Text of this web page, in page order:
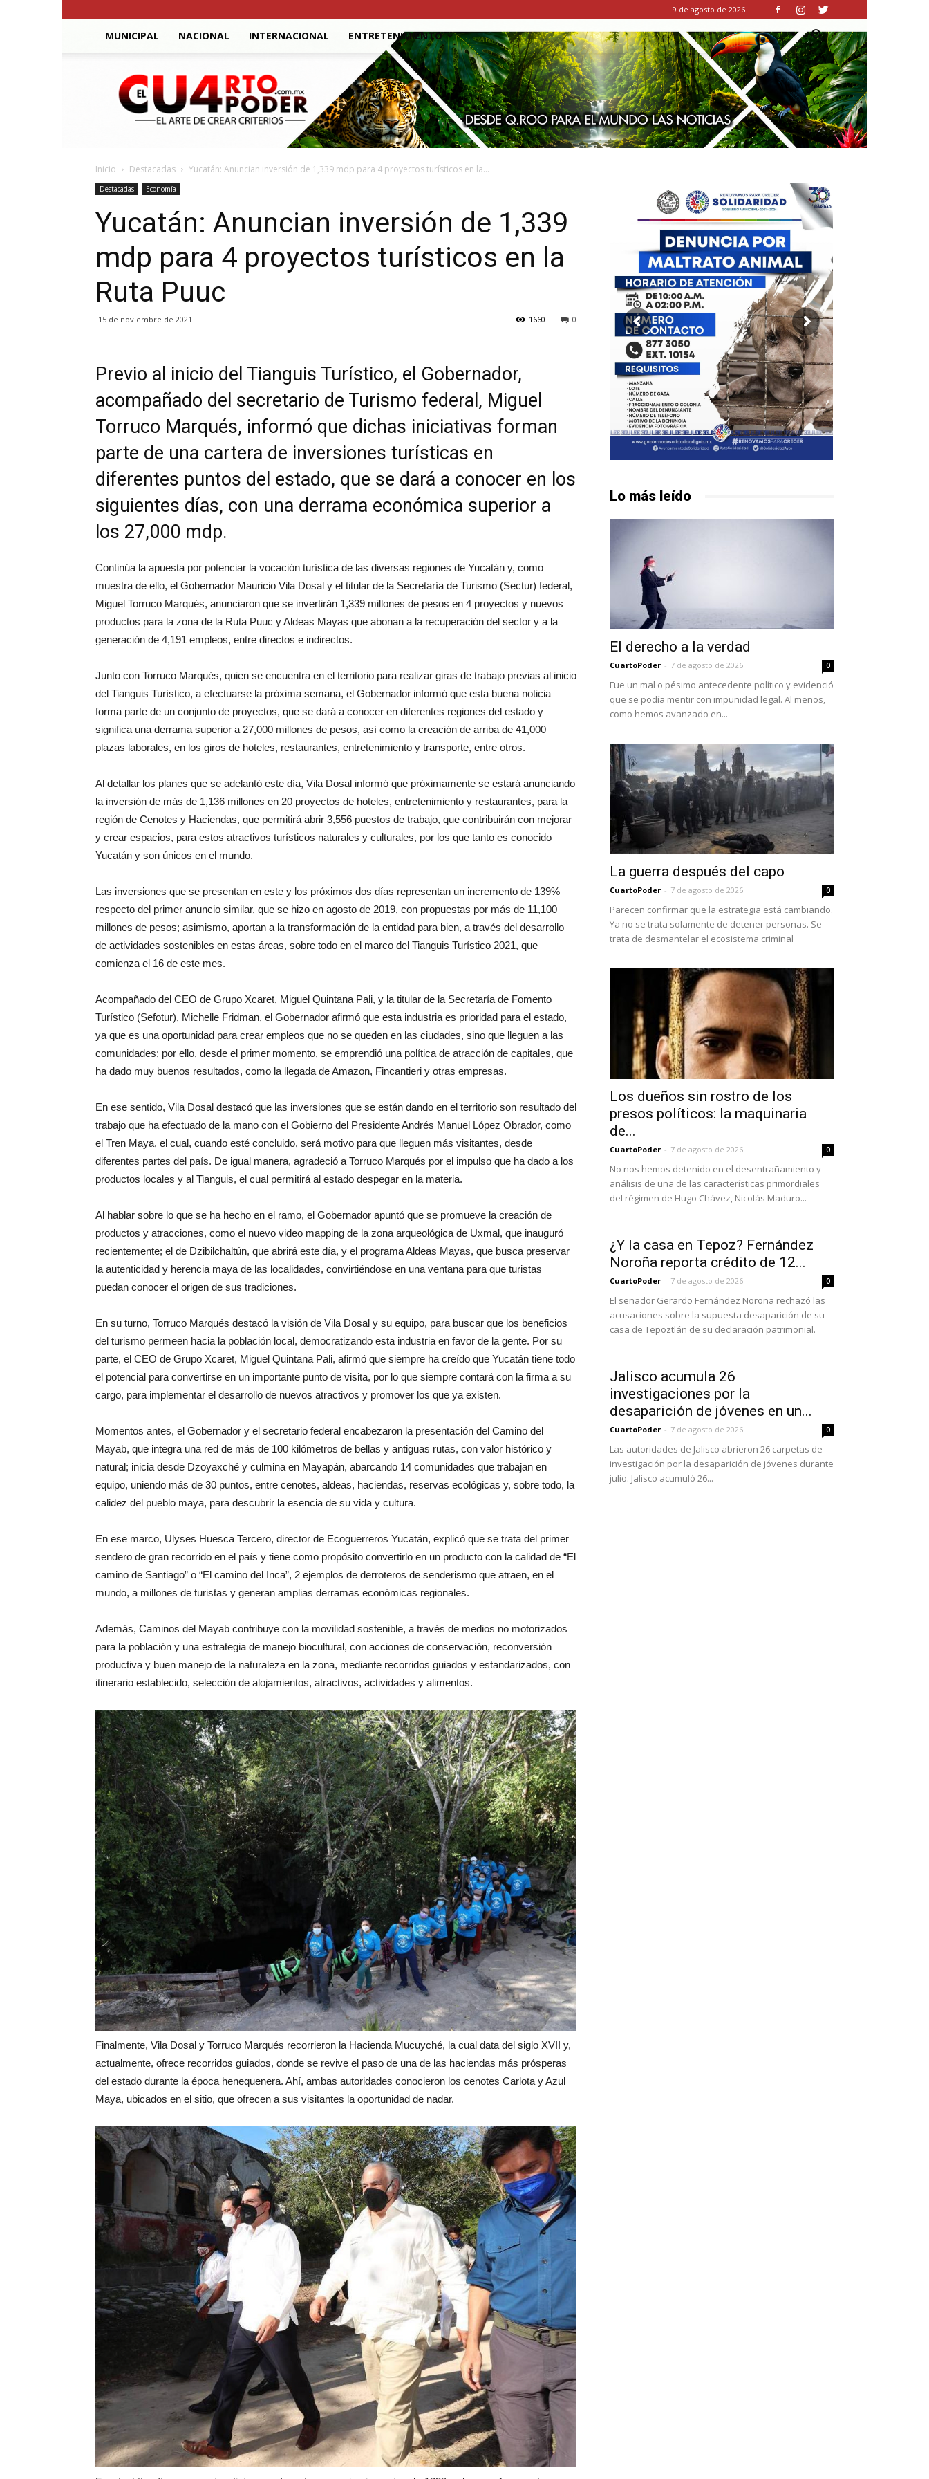
9 de agosto de 2026
MUNICIPAL NACIONAL INTERNACIONAL ENTRETENIMIENTO
El
Cuarto
Poder
Inicio Destacadas Yucatán: Anuncian inversión de 1,339 mdp para 4 proyectos turísticos en la...
Destacadas Economía
Yucatán: Anuncian inversión de 1,339
mdp para 4 proyectos turísticos en la
Ruta Puuc
15 de noviembre de 2021 0
1660
Previo al inicio del Tianguis Turístico, el Gobernador,
acompañado del secretario de Turismo federal, Miguel
Torruco Marqués, informó que dichas iniciativas forman
parte de una cartera de inversiones turísticas en
diferentes puntos del estado, que se dará a conocer en los
siguientes días, con una derrama económica superior a
los 27,000 mdp.
Continúa la apuesta por potenciar la vocación turística de las diversas regiones de Yucatán y, como
muestra de ello, el Gobernador Mauricio Vila Dosal y el titular de la Secretaría de Turismo (Sectur) federal,
Miguel Torruco Marqués, anunciaron que se invertirán 1,339 millones de pesos en 4 proyectos y nuevos
productos para la zona de la Ruta Puuc y Aldeas Mayas que abonan a la recuperación del sector y a la
generación de 4,191 empleos, entre directos e indirectos.
Junto con Torruco Marqués, quien se encuentra en el territorio para realizar giras de trabajo previas al inicio
del Tianguis Turístico, a efectuarse la próxima semana, el Gobernador informó que esta buena noticia
forma parte de un conjunto de proyectos, que se dará a conocer en diferentes regiones del estado y
significa una derrama superior a 27,000 millones de pesos, así como la creación de arriba de 41,000
plazas laborales, en los giros de hoteles, restaurantes, entretenimiento y transporte, entre otros.
Al detallar los planes que se adelantó este día, Vila Dosal informó que próximamente se estará anunciando
la inversión de más de 1,136 millones en 20 proyectos de hoteles, entretenimiento y restaurantes, para la
región de Cenotes y Haciendas, que permitirá abrir 3,556 puestos de trabajo, que contribuirán con mejorar
y crear espacios, para estos atractivos turísticos naturales y culturales, por los que tanto es conocido
Yucatán y son únicos en el mundo.
Las inversiones que se presentan en este y los próximos dos días representan un incremento de 139%
respecto del primer anuncio similar, que se hizo en agosto de 2019, con propuestas por más de 11,100
millones de pesos; asimismo, aportan a la transformación de la entidad para bien, a través del desarrollo
de actividades sostenibles en estas áreas, sobre todo en el marco del Tianguis Turístico 2021, que
comienza el 16 de este mes.
Acompañado del CEO de Grupo Xcaret, Miguel Quintana Pali, y la titular de la Secretaría de Fomento
Turístico (Sefotur), Michelle Fridman, el Gobernador afirmó que esta industria es prioridad para el estado,
ya que es una oportunidad para crear empleos que no se queden en las ciudades, sino que lleguen a las
comunidades; por ello, desde el primer momento, se emprendió una política de atracción de capitales, que
ha dado muy buenos resultados, como la llegada de Amazon, Fincantieri y otras empresas.
En ese sentido, Vila Dosal destacó que las inversiones que se están dando en el territorio son resultado del
trabajo que ha efectuado de la mano con el Gobierno del Presidente Andrés Manuel López Obrador, como
el Tren Maya, el cual, cuando esté concluido, será motivo para que lleguen más visitantes, desde
diferentes partes del país. De igual manera, agradeció a Torruco Marqués por el impulso que ha dado a los
productos locales y al Tianguis, el cual permitirá al estado despegar en la materia.
Al hablar sobre lo que se ha hecho en el ramo, el Gobernador apuntó que se promueve la creación de
productos y atracciones, como el nuevo video mapping de la zona arqueológica de Uxmal, que inauguró
recientemente; el de Dzibilchaltún, que abrirá este día, y el programa Aldeas Mayas, que busca preservar
la autenticidad y herencia maya de las localidades, convirtiéndose en una ventana para que turistas
puedan conocer el origen de sus tradiciones.
En su turno, Torruco Marqués destacó la visión de Vila Dosal y su equipo, para buscar que los beneficios
del turismo permeen hacia la población local, democratizando esta industria en favor de la gente. Por su
parte, el CEO de Grupo Xcaret, Miguel Quintana Pali, afirmó que siempre ha creído que Yucatán tiene todo
el potencial para convertirse en un importante punto de visita, por lo que siempre contará con la firma a su
cargo, para implementar el desarrollo de nuevos atractivos y promover los que ya existen.
Momentos antes, el Gobernador y el secretario federal encabezaron la presentación del Camino del
Mayab, que integra una red de más de 100 kilómetros de bellas y antiguas rutas, con valor histórico y
natural; inicia desde Dzoyaxché y culmina en Mayapán, abarcando 14 comunidades que trabajan en
equipo, uniendo más de 30 puntos, entre cenotes, aldeas, haciendas, reservas ecológicas y, sobre todo, la
calidez del pueblo maya, para descubrir la esencia de su vida y cultura.
En ese marco, Ulyses Huesca Tercero, director de Ecoguerreros Yucatán, explicó que se trata del primer
sendero de gran recorrido en el país y tiene como propósito convertirlo en un producto con la calidad de “El
camino de Santiago” o “El camino del Inca”, 2 ejemplos de derroteros de senderismo que atraen, en el
mundo, a millones de turistas y generan amplias derramas económicas regionales.
Además, Caminos del Mayab contribuye con la movilidad sostenible, a través de medios no motorizados
para la población y una estrategia de manejo biocultural, con acciones de conservación, reconversión
productiva y buen manejo de la naturaleza en la zona, mediante recorridos guiados y estandarizados, con
itinerario establecido, selección de alojamientos, atractivos, actividades y alimentos.
Finalmente, Vila Dosal y Torruco Marqués recorrieron la Hacienda Mucuyché, la cual data del siglo XVII y,
actualmente, ofrece recorridos guiados, donde se revive el paso de una de las haciendas más prósperas
del estado durante la época henequenera. Ahí, ambas autoridades conocieron los cenotes Carlota y Azul
Maya, ubicados en el sitio, que ofrecen a sus visitantes la oportunidad de nadar.
Lo más leído
El derecho a la verdad
CuartoPoder - 7 de agosto de 2026 0
Fue un mal o pésimo antecedente político y evidenció
que se podía mentir con impunidad legal. Al menos,
como hemos avanzado en...
La guerra después del capo
CuartoPoder - 7 de agosto de 2026 0
Parecen confirmar que la estrategia está cambiando.
Ya no se trata solamente de detener personas. Se
trata de desmantelar el ecosistema criminal
Los dueños sin rostro de los
presos políticos: la maquinaria
de...
CuartoPoder - 7 de agosto de 2026 0
No nos hemos detenido en el desentrañamiento y
análisis de una de las características primordiales
del régimen de Hugo Chávez, Nicolás Maduro...
¿Y la casa en Tepoz? Fernández
Noroña reporta crédito de 12...
CuartoPoder - 7 de agosto de 2026 0
El senador Gerardo Fernández Noroña rechazó las
acusaciones sobre la supuesta desaparición de su
casa de Tepoztlán de su declaración patrimonial.
Jalisco acumula 26
investigaciones por la
desaparición de jóvenes en un...
CuartoPoder - 7 de agosto de 2026 0
Las autoridades de Jalisco abrieron 26 carpetas de
investigación por la desaparición de jóvenes durante
julio. Jalisco acumuló 26...